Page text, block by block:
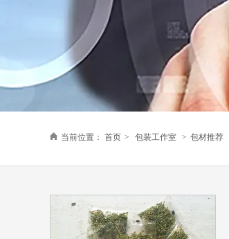
当前位置： 首页 > 包装工作室 > 包材推荐